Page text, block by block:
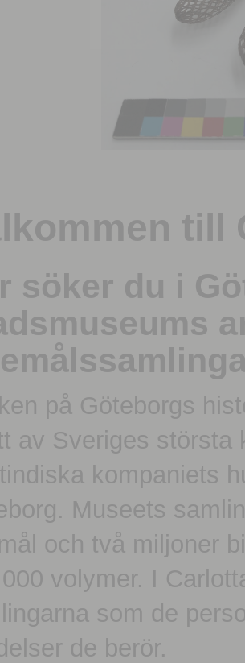
till
söker du i
på Göteborgs
av Sveriges största
kompaniets
Museets
och två miljoner
volymer. I
som de
de berör.